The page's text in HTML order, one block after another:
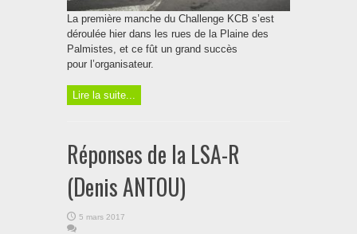
La première manche du Challenge KCB s’est
déroulée hier dans les rues de la Plaine des
Palmistes, et ce fût un grand succès
pour l’organisateur.
Lire la suite...
Réponses de la LSA-R
(Denis ANTOU)
5 mars 2017